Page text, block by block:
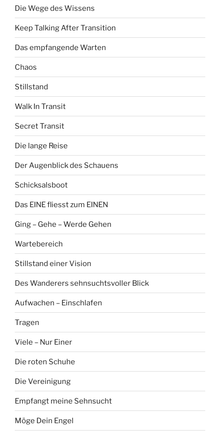
Die Wege des Wissens
Keep Talking After Transition
Das empfangende Warten
Chaos
Stillstand
Walk In Transit
Secret Transit
Die lange Reise
Der Augenblick des Schauens
Schicksalsboot
Das EINE fliesst zum EINEN
Ging – Gehe – Werde Gehen
Wartebereich
Stillstand einer Vision
Des Wanderers sehnsuchtsvoller Blick
Aufwachen – Einschlafen
Tragen
Viele – Nur Einer
Die roten Schuhe
Die Vereinigung
Empfangt meine Sehnsucht
Möge Dein Engel